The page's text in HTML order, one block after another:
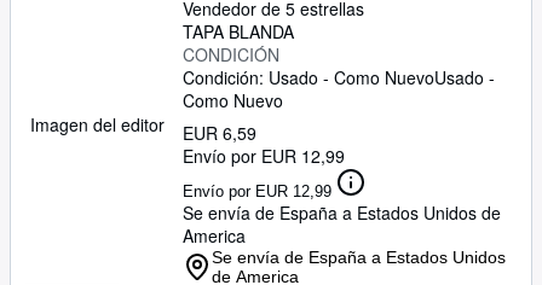
Imagen del editor
Vendedor de 5 estrellas
TAPA BLANDA
CONDICIÓN
Condición: Usado - Como NuevoUsado -
Como Nuevo
EUR 6,59
Envío por EUR 12,99
Envío por EUR 12,99
Se envía de España a Estados Unidos de
America
Se envía de España a Estados Unidos
de America